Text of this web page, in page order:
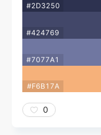
#2D3250
#424769
#7077A1
#F6B17A
0